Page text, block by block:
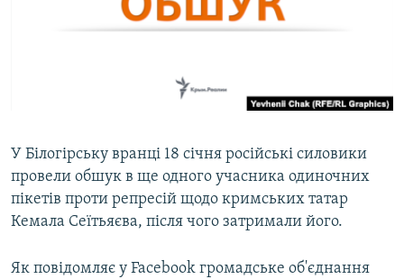
УКРАЇНСЬКА ПРОБЛЕМА КРИМУ
ЯК ОБІЙТИ БЛОКУВАННЯ
Усі сайти RFE/RL
У Білогірську вранці 18 січня російські силовики
провели обшук в ще одного учасника одиночних
пікетів проти репресій щодо кримських татар
Кемала Сеїтьяєва, після чого затримали його.
Як повідомляє у Facebook громадське об'єднання